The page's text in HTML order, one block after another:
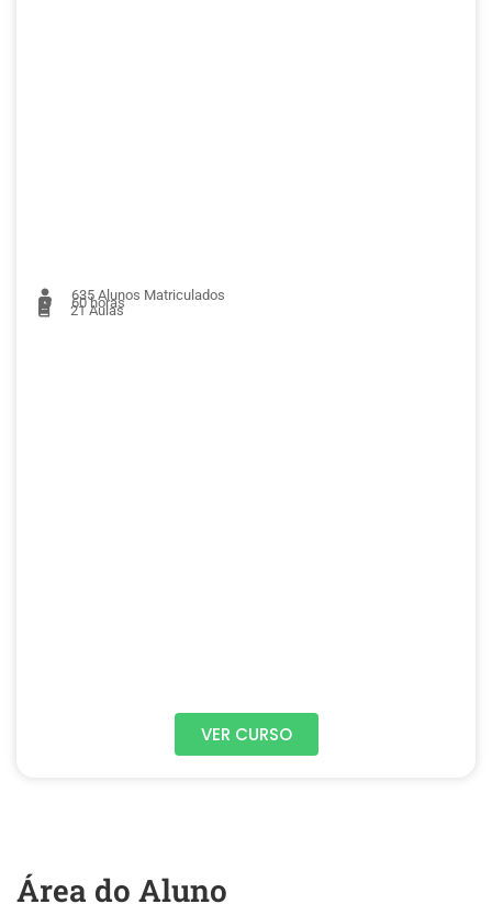
635 Alunos Matriculados
60 horas
21Aulas
VER CURSO
Área do Aluno